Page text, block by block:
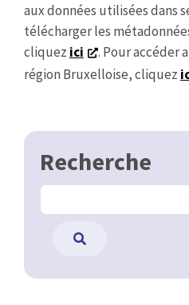
aux données utilisées dans
télécharger les
cliquez ici
. Pour accéder
région Bruxelloise, cliquez
Recherche